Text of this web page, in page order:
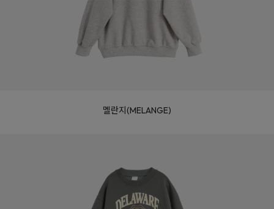
멜란지(MELANGE)